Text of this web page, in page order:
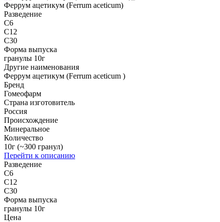
Феррум ацетикум (Ferrum aceticum)
Разведение
C6
C12
C30
Форма выпуска
гранулы 10г
Другие наименования
Феррум ацетикум (Ferrum aceticum )
Бренд
Гомеофарм
Страна изготовитель
Россия
Происхождение
Минеральное
Количество
10г (~300 гранул)
Перейти к описанию
Разведение
C6
C12
C30
Форма выпуска
гранулы 10г
Цена